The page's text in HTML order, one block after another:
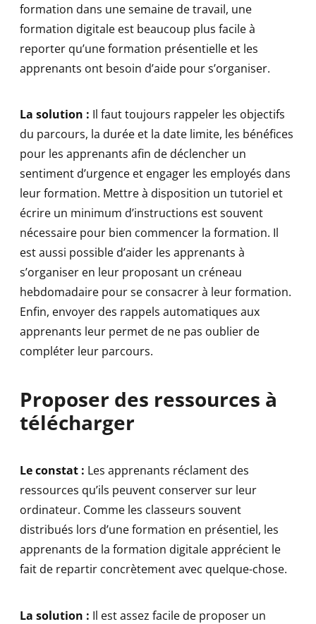
formation dans une semaine de travail, une
formation digitale est beaucoup plus facile à
reporter qu’une formation présentielle et les
apprenants ont besoin d’aide pour s’organiser.
La solution : Il faut toujours rappeler les objectifs
du parcours, la durée et la date limite, les bénéfices
pour les apprenants afin de déclencher un
sentiment d’urgence et engager les employés dans
leur formation. Mettre à disposition un tutoriel et
écrire un minimum d’instructions est souvent
nécessaire pour bien commencer la formation. Il
est aussi possible d’aider les apprenants à
s’organiser en leur proposant un créneau
hebdomadaire pour se consacrer à leur formation.
Enfin, envoyer des rappels automatiques aux
apprenants leur permet de ne pas oublier de
compléter leur parcours.
Proposer des ressources à
télécharger
Le constat : Les apprenants réclament des
ressources qu’ils peuvent conserver sur leur
ordinateur. Comme les classeurs souvent
distribués lors d’une formation en présentiel, les
apprenants de la formation digitale apprécient le
fait de repartir concrètement avec quelque-chose.
La solution : Il est assez facile de proposer un